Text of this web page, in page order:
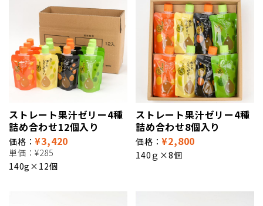
ストレート果汁ゼリー4種
詰め合わせ12個入り
価格：¥3,420
単価：¥285
140g×12個
ストレート果汁ゼリー4種
詰め合わせ8個入り
価格：¥2,800
140ｇ×8個